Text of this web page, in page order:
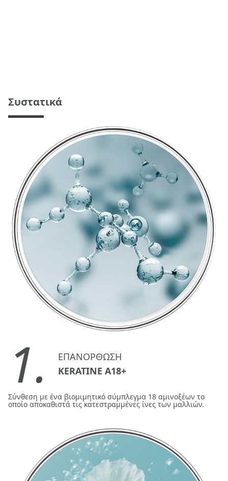
Συστατικά
1.
ΕΠΑΝΟΡΘΩΣΗ
KERATINE A18+
Σύνθεση με ένα βιομιμητικό σύμπλεγμα 18 αμινοξέων το
οποίο αποκαθιστά τις κατεστραμμένες ίνες των μαλλιών.